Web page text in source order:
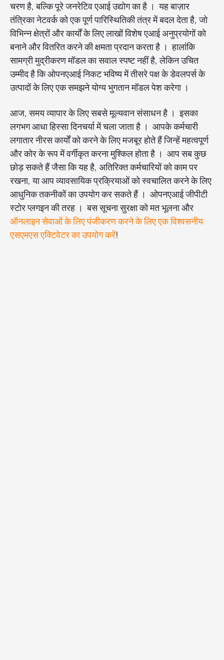
चरण है, बल्कि पूरे जनरेटिव एआई उद्योग का है । यह बाज़ार
तंत्रिका नेटवर्क को एक पूर्ण पारिस्थितिकी तंत्र में बदल देता है, जो
विभिन्न क्षेत्रों और कार्यों के लिए लाखों विशेष एआई अनुप्रयोगों को
बनाने और वितरित करने की क्षमता प्रदान करता है । हालांकि
सामग्री मुद्रीकरण मॉडल का सवाल स्पष्ट नहीं है, लेकिन उचित
उम्मीद है कि ओपनएआई निकट भविष्य में तीसरे पक्ष के डेवलपर्स के
उत्पादों के लिए एक समझने योग्य भुगतान मॉडल पेश करेगा ।
आज, समय व्यापार के लिए सबसे मूल्यवान संसाधन है । इसका
लगभग आधा हिस्सा दिनचर्या में चला जाता है । आपके कर्मचारी
लगातार नीरस कार्यों को करने के लिए मजबूर होते हैं जिन्हें महत्वपूर्ण
और कोर के रूप में वर्गीकृत करना मुश्किल होता है । आप सब कुछ
छोड़ सकते हैं जैसा कि यह है, अतिरिक्त कर्मचारियों को काम पर
रखना, या आप व्यावसायिक प्रक्रियाओं को स्वचालित करने के लिए
आधुनिक तकनीकों का उपयोग कर सकते हैं । ओपनएआई जीपीटी
स्टोर प्लगइन की तरह । बस सूचना सुरक्षा को मत भूलना और
ऑनलाइन सेवाओं के लिए पंजीकरण करने के लिए एक विश्वसनीय
एसएमएस एक्टिवेटर का उपयोग करें!